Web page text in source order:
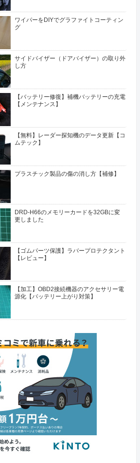
ワイパーをDIYでグラファイトコーティン
グ
サイドバイザー（ドアバイザー）の取り外
し方
【バッテリー修復】補機バッテリーの充電
【メンテナンス】
【無料】レーダー探知機のデータ更新【コ
ムテック】
プラスチック製品の傷の消し方【補修】
DRD-H66のメモリーカードを32GBに変
更しました
【ゴムパーツ保護】ラバープロテクタント
【レビュー】
【加工】OBD2接続機器のアクセサリー電
源化【バッテリー上がり対策】